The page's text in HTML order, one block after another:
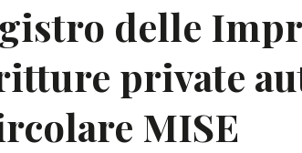
delle
private
MISE